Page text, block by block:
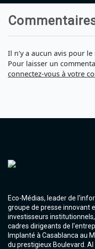
Il n'y a aucun avis pour
Pour laisser un
connectez-vous à votre
Eco-Médias, leader de
groupe de presse innovant
investisseurs
cadres dirigeants de
Implanté à Casablanca au
du prestigieux Boulevard.